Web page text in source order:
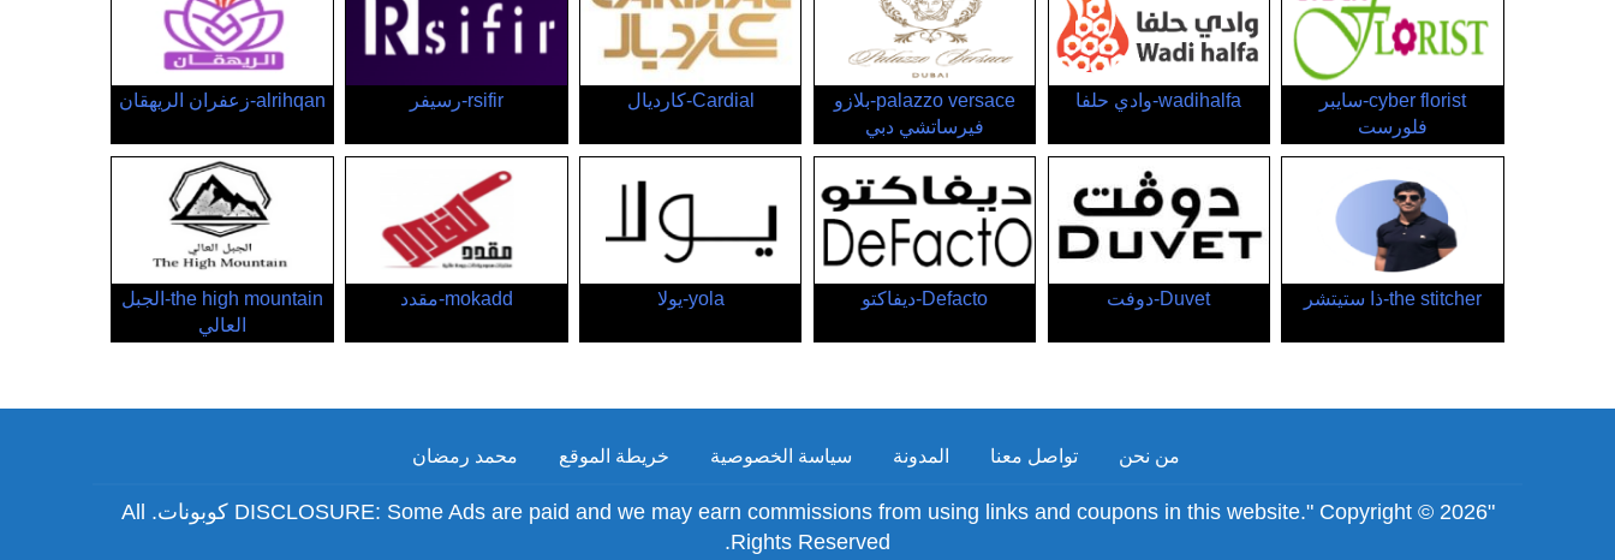
cyber florist-سايبر
فلورست
wadihalfa-وادي حلفا
palazzo versace-بلازو
فيرساتشي دبي
Cardial-كارديال rsifir-رسيفر alrihqan-زعفران الريهقان
the stitcher-ذا ستيتشر Duvet-دوفت Defacto-ديفاكتو yola-يولا mokadd-مقدد
the high mountain-الجبل
العالي
من نحن تواصل معنا المدونة سياسة الخصوصية خريطة الموقع محمد رمضان
"DISCLOSURE: Some Ads are paid and we may earn commissions from using links and coupons in this website." Copyright © 2026 كوبونات. All
Rights Reserved.